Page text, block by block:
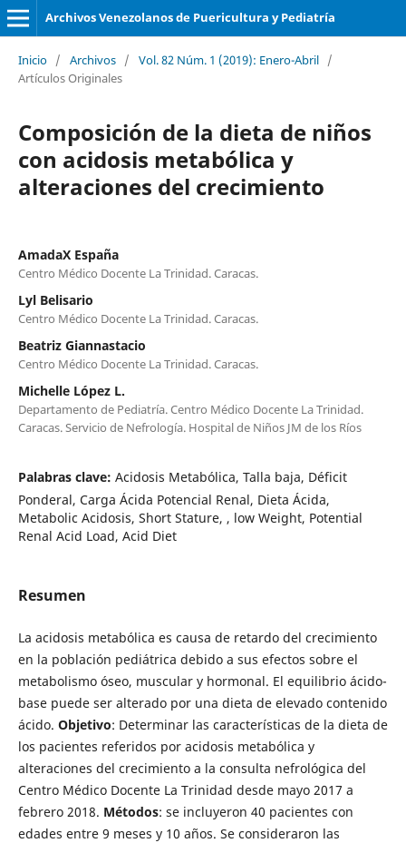
Archivos Venezolanos de Puericultura y Pediatría
Inicio / Archivos / Vol. 82 Núm. 1 (2019): Enero-Abril /
Artículos Originales
Composición de la dieta de niños
con acidosis metabólica y
alteraciones del crecimiento
AmadaX España
Centro Médico Docente La Trinidad. Caracas.
Lyl Belisario
Centro Médico Docente La Trinidad. Caracas.
Beatriz Giannastacio
Centro Médico Docente La Trinidad. Caracas.
Michelle López L.
Departamento de Pediatría. Centro Médico Docente La Trinidad.
Caracas. Servicio de Nefrología. Hospital de Niños JM de los Ríos
Palabras clave: Acidosis Metabólica, Talla baja, Déficit
Ponderal, Carga Ácida Potencial Renal, Dieta Ácida,
Metabolic Acidosis, Short Stature, , low Weight, Potential
Renal Acid Load, Acid Diet
Resumen
La acidosis metabólica es causa de retardo del crecimiento
en la población pediátrica debido a sus efectos sobre el
metabolismo óseo, muscular y hormonal. El equilibrio ácido-
base puede ser alterado por una dieta de elevado contenido
ácido. Objetivo: Determinar las características de la dieta de
los pacientes referidos por acidosis metabólica y
alteraciones del crecimiento a la consulta nefrológica del
Centro Médico Docente La Trinidad desde mayo 2017 a
febrero 2018. Métodos: se incluyeron 40 pacientes con
edades entre 9 meses y 10 años. Se consideraron las